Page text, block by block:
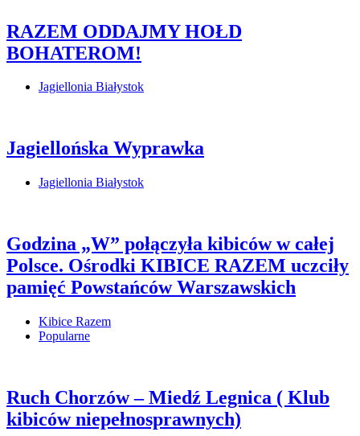
RAZEM ODDAJMY HOŁD
BOHATEROM!
Jagiellonia Białystok
Jagiellońska Wyprawka
Jagiellonia Białystok
Godzina „W” połączyła kibiców w całej
Polsce. Ośrodki KIBICE RAZEM uczciły
pamięć Powstańców Warszawskich
Kibice Razem
Popularne
Ruch Chorzów – Miedź Legnica ( Klub
kibiców niepełnosprawnych)